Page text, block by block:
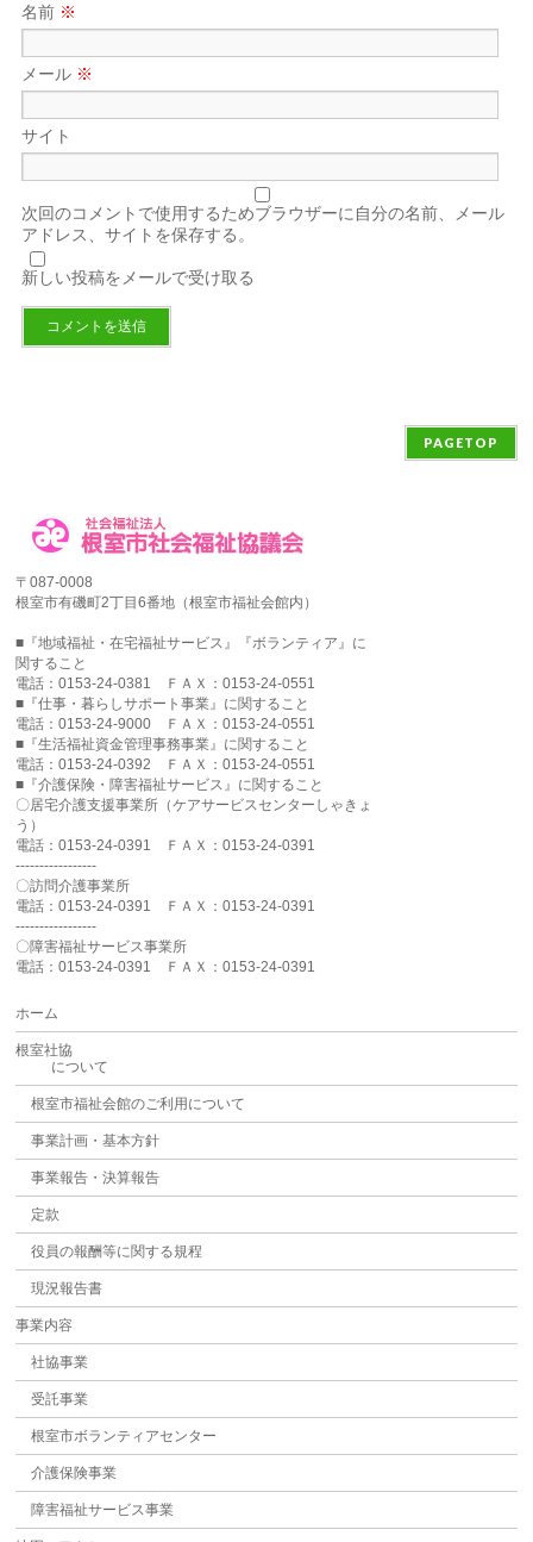
名前 ※
メール ※
サイト
次回のコメントで使用するためブラウザーに自分の名前、メール
アドレス、サイトを保存する。
新しい投稿をメールで受け取る
PAGETOP
〒087-0008
根室市有磯町2丁目6番地（根室市福祉会館内）
■『地域福祉・在宅福祉サービス』『ボランティア』に
関すること
電話：0153-24-0381 ＦＡＸ：0153-24-0551
■『仕事・暮らしサポート事業』に関すること
電話：0153-24-9000 ＦＡＸ：0153-24-0551
■『生活福祉資金管理事務事業』に関すること
電話：0153-24-0392 ＦＡＸ：0153-24-0551
■『介護保険・障害福祉サービス』に関すること
〇居宅介護支援事業所（ケアサービスセンターしゃきょ
う）
電話：0153-24-0391 ＦＡＸ：0153-24-0391
-----------------
〇訪問介護事業所
電話：0153-24-0391 ＦＡＸ：0153-24-0391
-----------------
〇障害福祉サービス事業所
電話：0153-24-0391 ＦＡＸ：0153-24-0391
ホーム
根室社協
について
根室市福祉会館のご利用について
事業計画・基本方針
事業報告・決算報告
定款
役員の報酬等に関する規程
現況報告書
事業内容
社協事業
受託事業
根室市ボランティアセンター
介護保険事業
障害福祉サービス事業